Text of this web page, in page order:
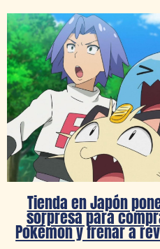
Tienda en Japón
sorpresa para
Pokémon y frenar a